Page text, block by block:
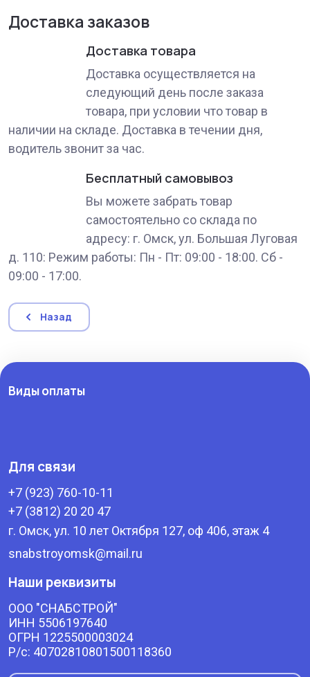
Доставка заказов
Доставка товара
Доставка осуществляется на
следующий день после заказа
товара, при условии что товар в
наличии на складе. Доставка в течении дня,
водитель звонит за час.
Бесплатный самовывоз
Вы можете забрать товар
самостоятельно со склада по
адресу: г. Омск, ул. Большая Луговая
д. 110: Режим работы: Пн - Пт: 09:00 - 18:00. Сб -
09:00 - 17:00.
Назад
Для связи
+7 (923) 760-10-11
+7 (3812) 20 20 47
г. Омск, ул. 10 лет Октября 127, оф 406, этаж 4
snabstroyomsk@mail.ru
Наши реквизиты
ООО "СНАБСТРОЙ"
ИНН 5506197640
ОГРН 1225500003024
Р/с: 40702810801500118360
Виды оплаты